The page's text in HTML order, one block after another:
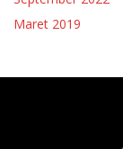
Maret 2019